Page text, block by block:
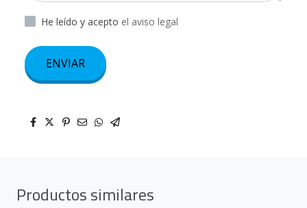
He leído y acepto el aviso legal
ENVIAR
Productos similares